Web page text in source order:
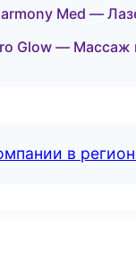
Med —
Glow — Массаж
в